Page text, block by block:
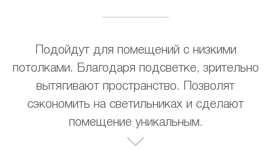
Подойдут для помещений с низкими
потолками. Благодаря подсветке, зрительно
вытягивают пространство. Позволят
сэкономить на светильниках и сделают
помещение уникальным.